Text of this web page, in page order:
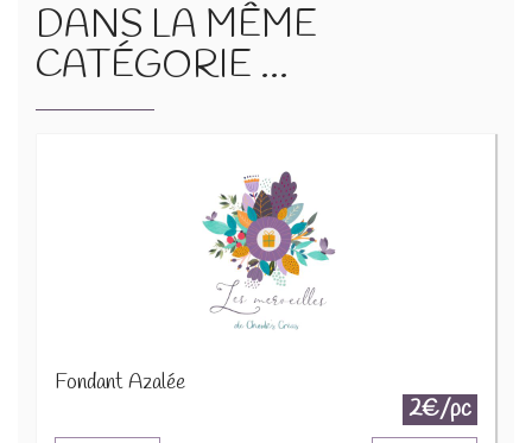
DANS LA MÊME
CATÉGORIE ...
Fondant Azalée
2€/pc